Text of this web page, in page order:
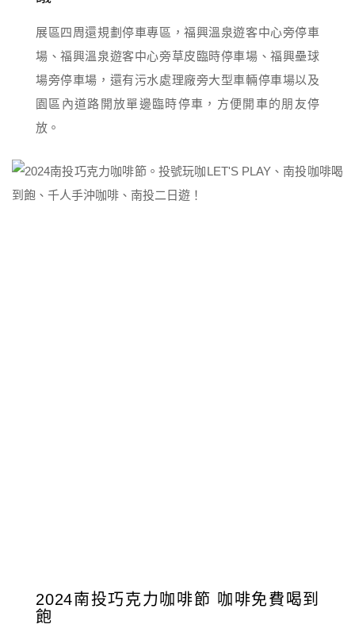
展區四周還規劃停車專區，福興溫泉遊客中心旁停車
場、福興溫泉遊客中心旁草皮臨時停車場、福興壘球
場旁停車場，還有污水處理廠旁大型車輛停車場以及
園區內道路開放單邊臨時停車，方便開車的朋友停
放。
2024南投巧克力咖啡節 咖啡免費喝到
飽